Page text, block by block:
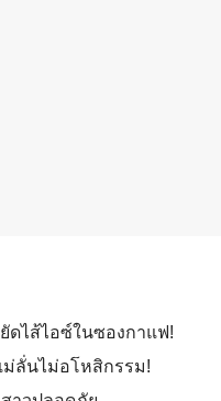
ดไส้ไอซ์ในซองกาแฟ!
ลั่นไม่อโหสิกรรม!